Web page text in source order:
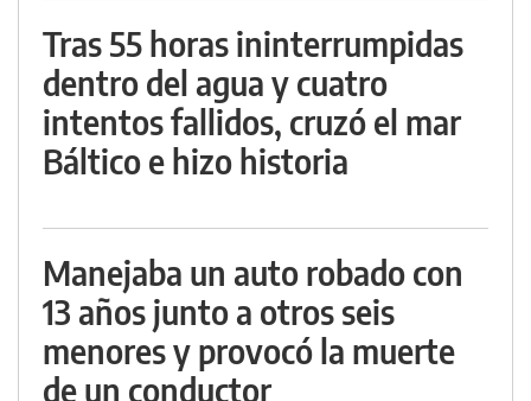
Tras 55 horas ininterrumpidas
dentro del agua y cuatro
intentos fallidos, cruzó el mar
Báltico e hizo historia
Manejaba un auto robado con
13 años junto a otros seis
menores y provocó la muerte
de un conductor